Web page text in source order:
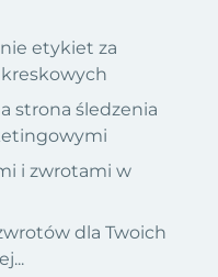
etykiet za
strona śledzenia
i zwrotami w
dla Twoich